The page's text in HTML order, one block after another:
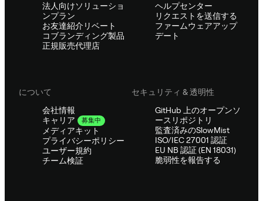
法人向けソリューショ
ンプラン
お友達紹介リベート
コブランディング製品
正規販売代理店
ヘルプセンター
リクエストを送信する
ファームウェアアップ
デート
について
会社情報
キャリア
募集中
メディアキット
プライバシーポリシー
ユーザー規約
チーム検証
セキュリティ & 透明性
GitHub 上のオープンソ
ースリポジトリ
監査済みのSlowMist
ISO/IEC 27001 認証
EU NB 認証 (EN 18031)
脆弱性を報告する